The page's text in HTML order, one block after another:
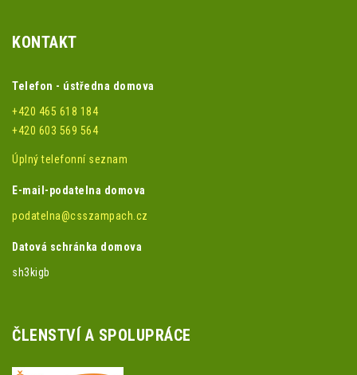
KONTAKT
Telefon - ústředna domova
+420 465 618 184
+420 603 569 564
Úplný telefonní seznam
E-mail-podatelna domova
podatelna@csszampach.cz
Datová schránka domova
sh3kigb
ČLENSTVÍ A SPOLUPRÁCE